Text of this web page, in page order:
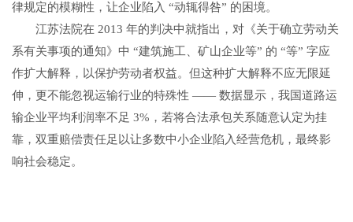
律规定的模糊性，让企业陷入 “动辄得咎” 的困境。
江苏法院在 2013 年的判决中就指出，对《关于确立劳动关
系有关事项的通知》中 “建筑施工、矿山企业等” 的 “等” 字应
作扩大解释，以保护劳动者权益。但这种扩大解释不应无限延
伸，更不能忽视运输行业的特殊性 —— 数据显示，我国道路运
输企业平均利润率不足 3%，若将合法承包关系随意认定为挂
靠，双重赔偿责任足以让多数中小企业陷入经营危机，最终影
响社会稳定。